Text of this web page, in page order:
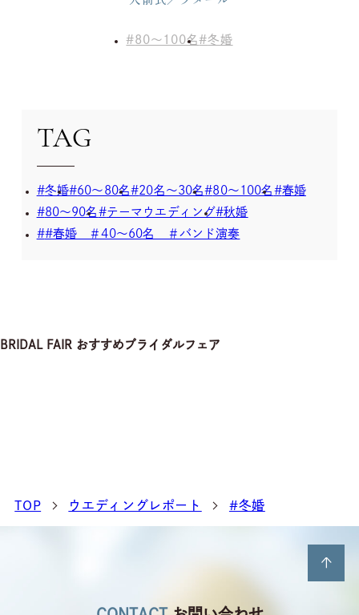
80～100名 冬婚
TAG
冬婚 60～80名 20名～30名 80～100名
春婚
80～90名
テーマウエディング
秋婚
#春婚 ＃40～60名 ＃バンド演奏
BRIDAL FAIR おすすめブライダルフェア
TOP ウエディングレポート #冬婚